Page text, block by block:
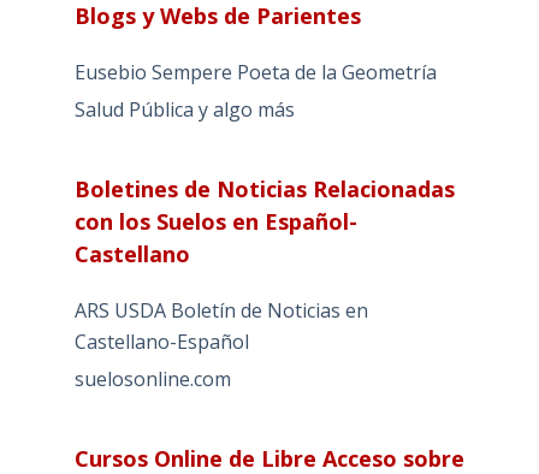
Blogs y Webs de Parientes
Eusebio Sempere Poeta de la Geometría
Salud Pública y algo más
Boletines de Noticias Relacionadas
con los Suelos en Español-
Castellano
ARS USDA Boletín de Noticias en
Castellano-Español
suelosonline.com
Cursos Online de Libre Acceso sobre